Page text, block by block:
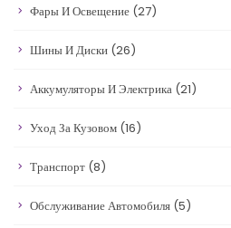
Фары И Освещение (27)
Шины И Диски (26)
Аккумуляторы И Электрика (21)
Уход За Кузовом (16)
Транспорт (8)
Обслуживание Автомобиля (5)